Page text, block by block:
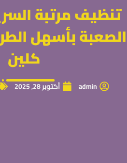
تنظيف مرتبة
الصعبة بأسهل
كلين
admin أكتوبر 28, 2025